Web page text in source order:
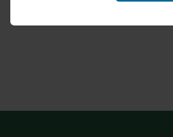
S730719_plankarta.pdf